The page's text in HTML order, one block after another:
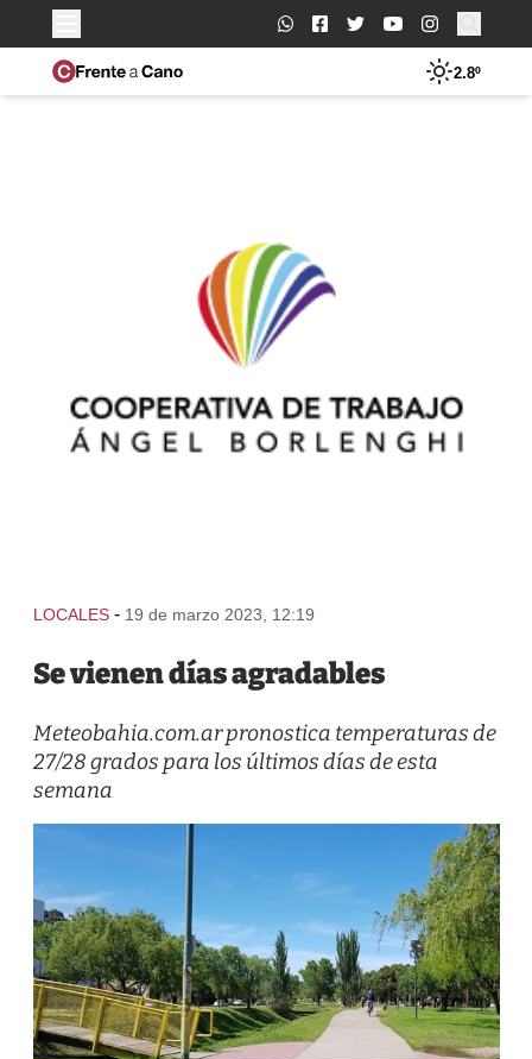
Buscar:
2.8º
LOCALES - 19 de marzo 2023, 12:19
Se vienen días agradables
Meteobahia.com.ar pronostica temperaturas de
27/28 grados para los últimos días de esta
semana